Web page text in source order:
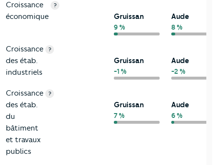
Croissance
économique
?
Gruissan
9 %
Aude
8 %
Croissance
des étab.
industriels
?
Gruissan
-1 %
Aude
-2 %
Croissance
des étab.
du
bâtiment
et travaux
publics
?
Gruissan
7 %
Aude
6 %